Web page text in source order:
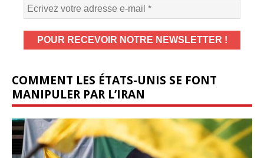
COMMENT LES ÉTATS-UNIS SE FONT
MANIPULER PAR L’IRAN